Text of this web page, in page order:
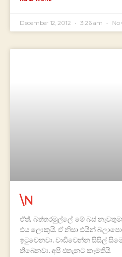
December 12, 2012 3:26 am No
\N
ඒත්, බත්තරමුල්ලේ මේ බස්
එය ලොකුයි. ඒ නිසා එයින්
ඉටුවෙනවා. වාඩිවෙන්න සිසිල්
තිබෙනවා. අපි එතැනට කැමතියි.